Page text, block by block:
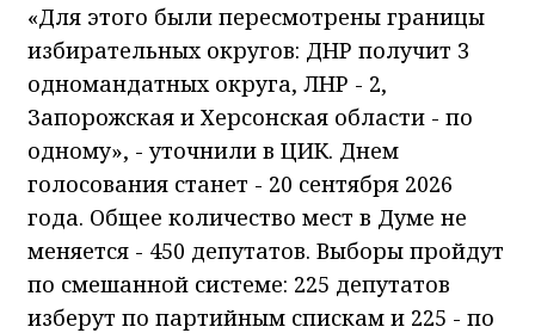
«Для этого были пересмотрены границы
избирательных округов: ДНР получит 3
одномандатных округа, ЛНР - 2,
Запорожская и Херсонская области - по
одному», - уточнили в ЦИК. Днем
голосования станет - 20 сентября 2026
года. Общее количество мест в Думе не
меняется - 450 депутатов. Выборы пройдут
по смешанной системе: 225 депутатов
изберут по партийным спискам и 225 - по